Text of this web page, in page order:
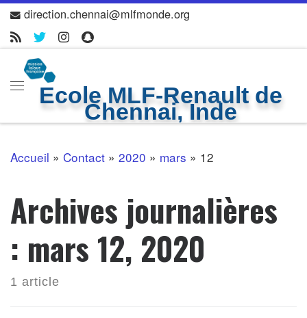
Skip to content
direction.chennai@mlfmonde.org
Ecole MLF-Renault de
Chennai, Inde
Menu
Accueil » Contact » 2020 » mars » 12
Archives journalières
: mars 12, 2020
1 article